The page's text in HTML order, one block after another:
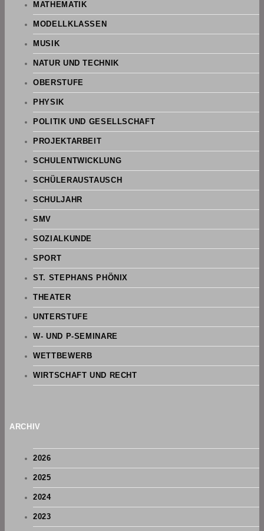
MATHEMATIK
MODELLKLASSEN
MUSIK
NATUR UND TECHNIK
OBERSTUFE
PHYSIK
POLITIK UND GESELLSCHAFT
PROJEKTARBEIT
SCHULENTWICKLUNG
SCHÜLERAUSTAUSCH
SCHULJAHR
SMV
SOZIALKUNDE
SPORT
ST. STEPHANS PHÖNIX
THEATER
UNTERSTUFE
W- UND P-SEMINARE
WETTBEWERB
WIRTSCHAFT UND RECHT
ARCHIV
2026
2025
2024
2023